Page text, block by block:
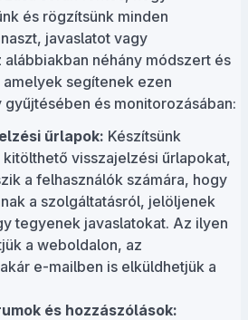
és rögzítsünk minden
javaslatot vagy
néhány módszert és
segítenek ezen
és monitorozásában:
űrlapok: Készítsünk
visszajelzési űrlapokat,
a felhasználók számára, hogy
a szolgáltatásról, jelöljenek
tegyenek javaslatokat. Az ilyen
a weboldalon, az
e-mailben is elküldhetjük a
és hozzászólások: